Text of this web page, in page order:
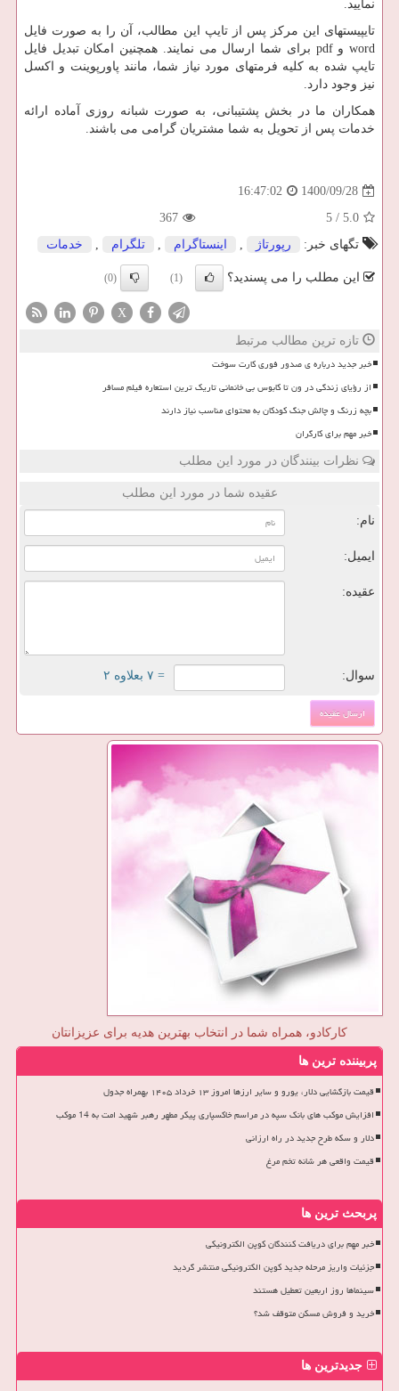
نمایید.
تایپیستهای این مرکز پس از تایپ این مطالب، آن را به صورت فایل
wordوpdf برای شما ارسال می نمایند. همچنین امکان تبدیل فایل
تایپ شده به کلیه فرمتهای مورد نیاز شما، مانند پاورپوینت و اکسل
نیز وجود دارد.
همکاران ما در بخش پشتیبانی، به صورت شبانه روزی آماده ارائه
خدمات پس از تحویل به شما مشتریان گرامی می باشند.
1400/09/28
16:47:02
5.0
/
5
367
تگهای خبر:
رپورتاژ , اینستاگرام , تلگرام , خدمات
این مطلب را می پسندید؟ (1)
(0)
X
تازه ترین مطالب مرتبط
خبر جدید درباره ی صدور فوری کارت سوخت
از رؤیای زندگی در ون تا کابوس بی خانمانی تاریک ترین استعاره فیلم مسافر
بچه زرنگ و چالش جنگ کودکان به محتوای مناسب نیاز دارند
خبر مهم برای کارگران
نظرات بینندگان در مورد این مطلب
عقیده شما در مورد این مطلب
نام:
ایمیل:
عقیده:
سوال: = ۷ بعلاوه ۲
کارکادو، همراه شما در انتخاب بهترین هدیه برای عزیزانتان
پربیننده ترین ها
قیمت بازگشایی دلار، یورو و سایر ارزها امروز ۱۳ خرداد ۱۴۰۵ بهمراه جدول
افزایش موکب های بانک سپه در مراسم خاکسپاری پیکر مطهر رهبر شهید امت به 14 موکب
دلار و سکه طرح جدید در راه ارزانی
قیمت واقعی هر شانه تخم مرغ
پربحث ترین ها
خبر مهم برای دریافت کنندگان کوپن الکترونیکی
جزئیات واریز مرحله جدید کوپن الکترونیکی منتشر گردید
سینماها روز اربعین تعطیل هستند
خرید و فروش مسکن متوقف شد؟
جدیدترین ها